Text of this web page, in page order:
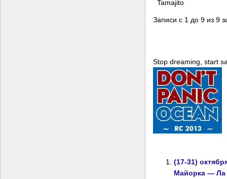
Tamajito
Записи с 1 до 9 из 9
Stop dreaming, start
(17-31)
Майорка — Ла